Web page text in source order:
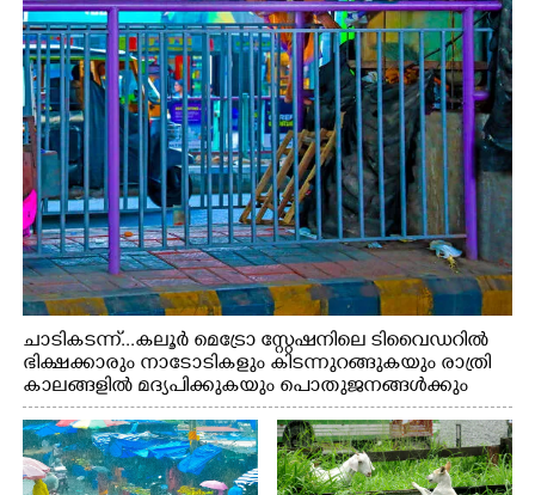
ചാടികടന്ന്...കലൂർ മെട്രോ സ്റ്റേഷനിലെ ടിവൈഡറിൽ
ഭിക്ഷക്കാരും നാടോടികളും കിടന്നുറങ്ങുകയും രാത്രി
കാലങ്ങളിൽ മദ്യപിക്കുകയും പൊതുജനങ്ങൾക്കും
വാഹനത്തിൽ പോകുന്നവർക്കും ബുദ്ധിമുട്ട് ഉണ്ടായ
സാഹചര്യത്തിൽ അധികാരികൾ കമ്പി കൊണ്ട് മറച്ച
വേലി ചാടികടക്കുന്ന നാടോടി സ്ത്രീ